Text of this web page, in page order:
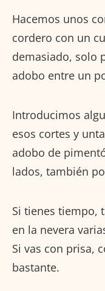
Hacemos unos
cordero con un
demasiado, solo
adobo entre un
Introducimos
esos cortes y
adobo de
lados, también
Si tienes tiempo,
en la nevera
Si vas con prisa,
bastante.